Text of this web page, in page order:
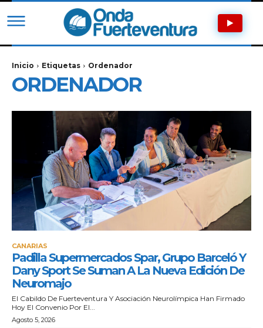
Inicio Etiquetas Ordenador
ORDENADOR
CANARIAS
Padilla Supermercados Spar, Grupo Barceló Y
Dany Sport Se Suman A La Nueva Edición De
Neuromajo
El Cabildo De Fuerteventura Y Asociación Neurolímpica Han Firmado
Hoy El Convenio Por El...
Agosto 5, 2026